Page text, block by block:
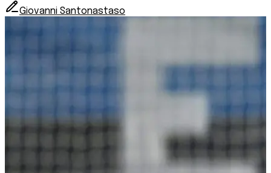
Giovanni Santonastaso